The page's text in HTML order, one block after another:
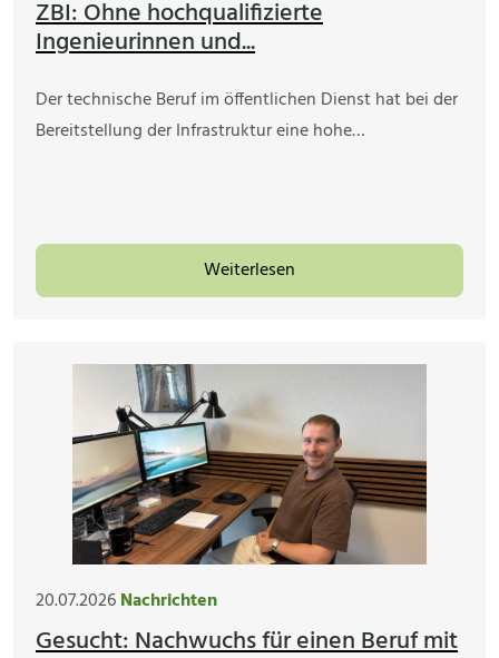
ZBI: Ohne hochqualifizierte
Ingenieurinnen und...
Der technische Beruf im öffentlichen Dienst hat bei der
Bereitstellung der Infrastruktur eine hohe…
Weiterlesen
20.07.2026Nachrichten
Gesucht: Nachwuchs für einen Beruf mit